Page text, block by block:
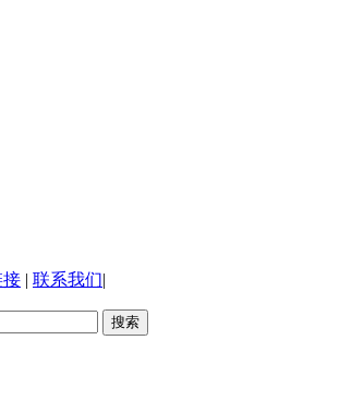
接 | 联系我们|